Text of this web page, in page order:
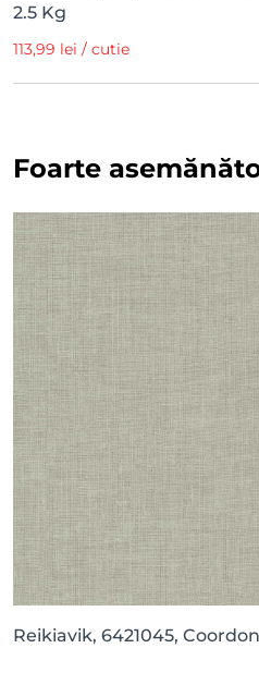
2.5 Kg
113,99 lei / cutie
Foarte
Reikiavik, 6421045,